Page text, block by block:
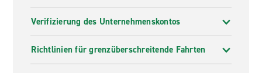
Verifizierung des Unternehmenskontos
Richtlinien für grenzüberschreitende Fahrten